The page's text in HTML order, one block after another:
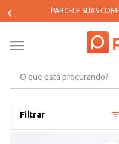
PARCELE SUAS
Filtrar